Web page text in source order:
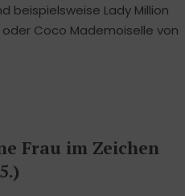
beispielsweise Lady Million
Coco Mademoiselle von
Frau im Zeichen